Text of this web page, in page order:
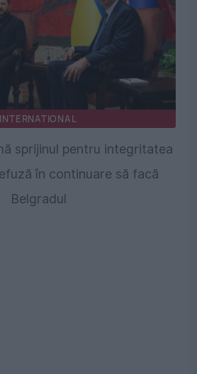
INTERNATIONAL
sprijinul pentru integritatea
în continuare să facă
Belgradul